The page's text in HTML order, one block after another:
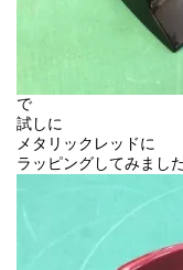
で
試しに
メタリックレッドに
ラッピングしてみまし